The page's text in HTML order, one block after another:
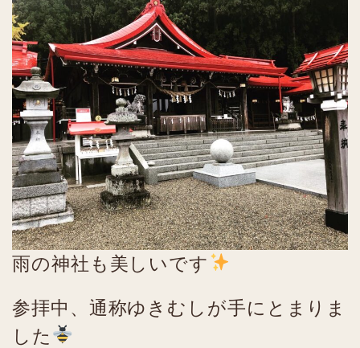
雨の神社も美しいです
参拝中、通称ゆきむしが手にとまりま
した